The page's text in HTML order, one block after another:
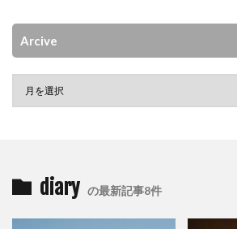
Arcive
diary の最新記事8件